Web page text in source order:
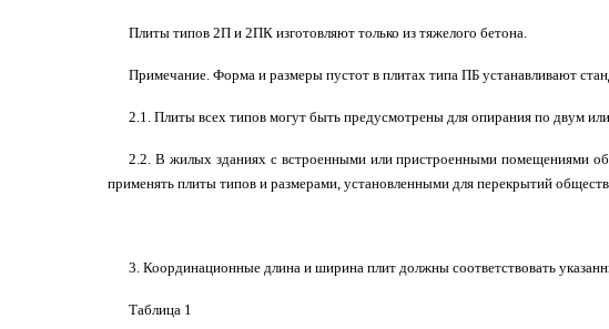
Плиты типов 2П и 2ПК изготовляют только из тяжелого бетона.
Примечание. Форма и размеры пустот в плитах типа ПБ устанавливают
2.1. Плиты всех типов могут быть предусмотрены для опирания по двум
2.2. В жилых зданиях с встроенными или пристроенными помещениями
применять плиты типов и размерами, установленными для перекрытий
3. Координационные длина и ширина плит должны соответствовать
Таблица 1